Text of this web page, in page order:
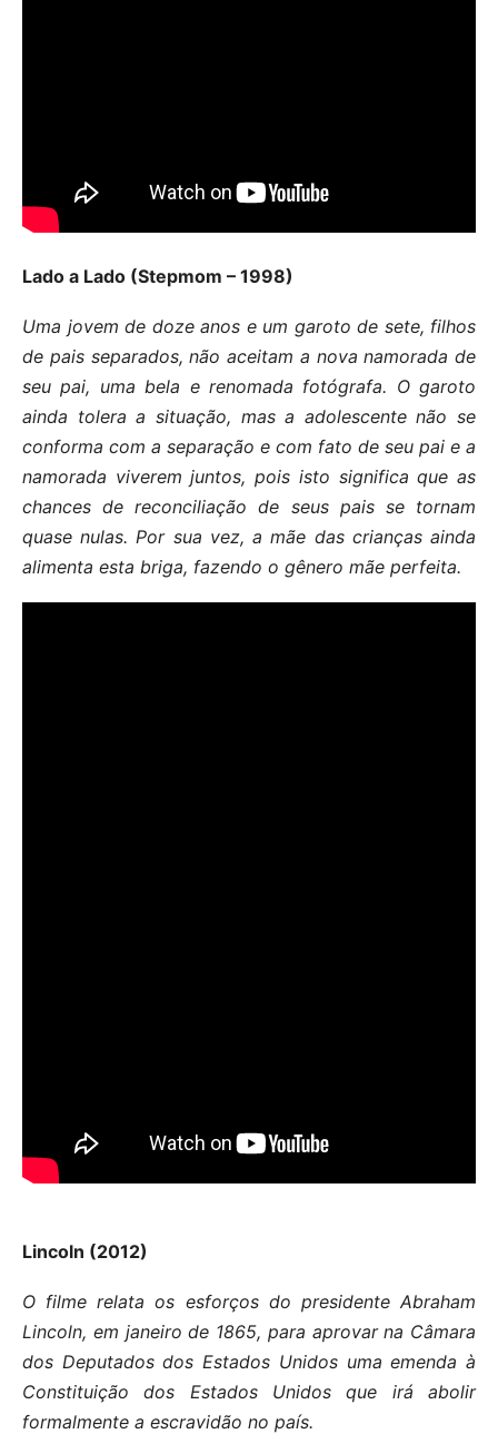
Lado a Lado (Stepmom – 1998)
Uma jovem de doze anos e um garoto de sete, filhos
de pais separados, não aceitam a nova namorada de
seu pai, uma bela e renomada fotógrafa. O garoto
ainda tolera a situação, mas a adolescente não se
conforma com a separação e com fato de seu pai e a
namorada viverem juntos, pois isto significa que as
chances de reconciliação de seus pais se tornam
quase nulas. Por sua vez, a mãe das crianças ainda
alimenta esta briga, fazendo o gênero mãe perfeita.
Lincoln (2012)
O filme relata os esforços do presidente Abraham
Lincoln, em janeiro de 1865, para aprovar na Câmara
dos Deputados dos Estados Unidos uma emenda à
Constituição dos Estados Unidos que irá abolir
formalmente a escravidão no país.